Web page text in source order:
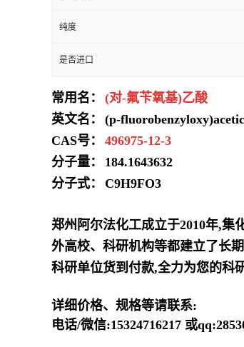
纯度
是否进口
常用名：
(对-氟苄氧基)乙酸
英文名：
(p-
CAS号：
496975-12-3
分子量：
184.1643632
分子式：
C9H9FO3
郑州阿尔法化工成立于2010年,
外高校、科研机构等都建立了长
科研单位货到付款,全力为您的科
详细价格、规格等请联系:
电话/微信:15324716217 或